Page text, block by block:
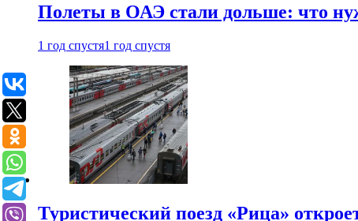
Полеты в ОАЭ стали дольше: что
1 год спустя1 год спустя
Туристический поезд «Рица»